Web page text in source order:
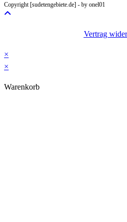
Copyright [sudetengebiete.de] - by onel01
Vertrag
×
×
Warenkorb